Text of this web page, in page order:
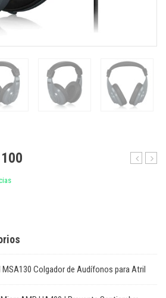
Colgador de Audífonos para Atril